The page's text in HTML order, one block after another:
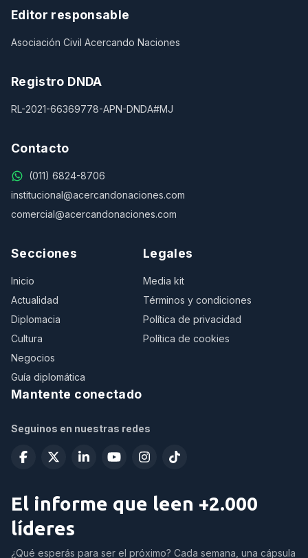
Editor responsable
Asociación Civil Acercando Naciones
Registro DNDA
RL-2021-66369778-APN-DNDA#MJ
Contacto
(011) 6824-8706
institucional@acercandonaciones.com
comercial@acercandonaciones.com
Secciones
Inicio
Actualidad
Diplomacia
Cultura
Negocios
Guía diplomática
Legales
Media kit
Términos y condiciones
Política de privacidad
Política de cookies
Mantente conectado
Seguinos en nuestras redes
El informe que leen +2.000
líderes
¿Qué esperás para ser el próximo? Cada semana, una cápsula